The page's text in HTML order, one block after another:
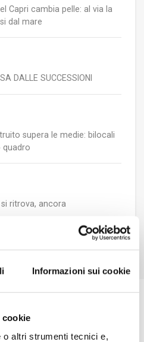
Informazioni sui cookie
altri strumenti tecnici e,
Capri cambia pelle: al via la
dal mare
DALLE SUCCESSIONI
supera le medie: bilocali
quadro
ritrova, ancora